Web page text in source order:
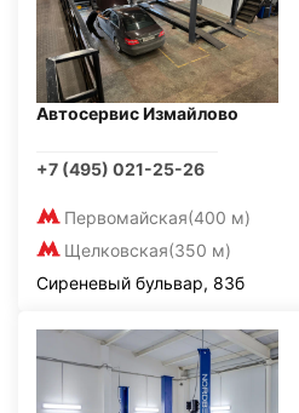
Автосервис Измайлово
+7 (495) 021-25-26
Первомайская(400 м)
Щелковская(350 м)
Сиреневый бульвар, 83б